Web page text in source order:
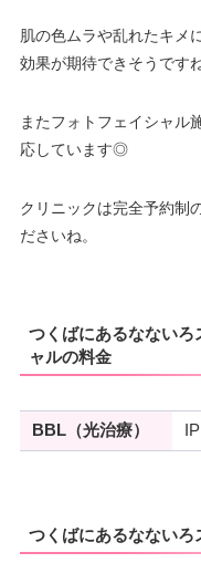
肌の色ムラや乱れたキメ
効果が期待できそうです
またフォトフェイシャル
応しています◎
クリニックは完全予約制
ださいね。
つくばにあるなないろ
ャルの料金
BBL（光治療）
つくばにあるなないろ